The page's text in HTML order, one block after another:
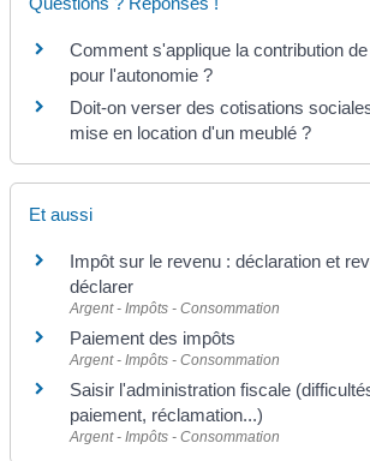
Comment s'applique la contribution
pour l'autonomie ?
Doit-on verser des cotisations
mise en location d'un meublé ?
Et aussi
Impôt sur le revenu : déclaration et
déclarer
Argent - Impôts - Consommation
Paiement des impôts
Argent - Impôts - Consommation
Saisir l'administration fiscale
paiement, réclamation...)
Argent - Impôts - Consommation